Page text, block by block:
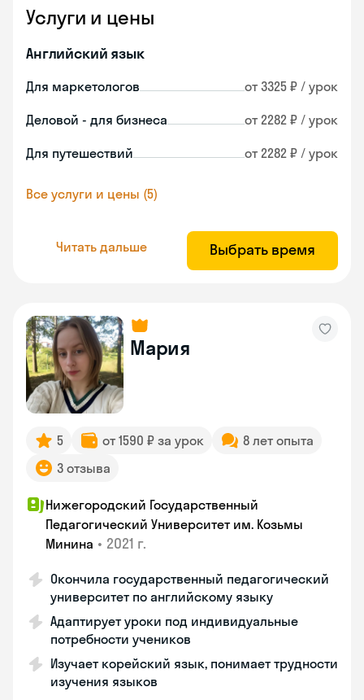
Услуги и цены
Английский язык
Для маркетологов от 3325 ₽ / урок
Деловой - для бизнеса от 2282 ₽ / урок
Для путешествий от 2282 ₽ / урок
Все услуги и цены (5)
Читать дальше Выбрать время
Мария
5 от 1590 ₽ за урок
8 лет опыта
3 отзыва
Нижегородский Государственный
Педагогический Университет им. Козьмы
Минина • 2021 г.
Окончила государственный педагогический
университет по английскому языку
Адаптирует уроки под индивидуальные
потребности учеников
Изучает корейский язык, понимает трудности
изучения языков